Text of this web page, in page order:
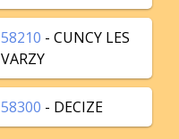
58210 - CUNCY LES
VARZY
58300 - DECIZE